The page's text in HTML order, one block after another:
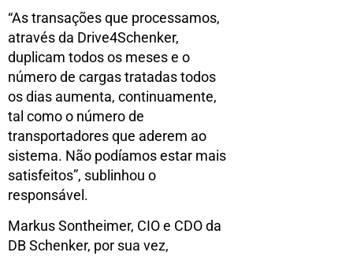
“As transações que processamos,
através da Drive4Schenker,
duplicam todos os meses e o
número de cargas tratadas todos
os dias aumenta, continuamente,
tal como o número de
transportadores que aderem ao
sistema. Não podíamos estar mais
satisfeitos”, sublinhou o
responsável.
Markus Sontheimer, CIO e CDO da
DB Schenker, por sua vez,